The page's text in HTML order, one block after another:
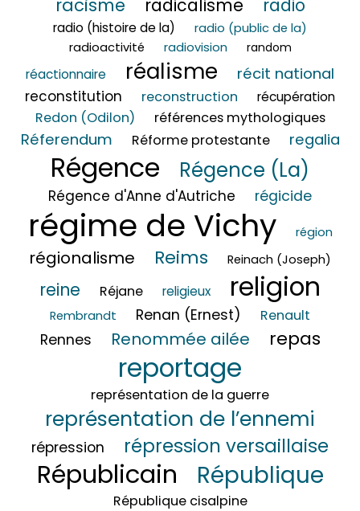
racisme radicalisme radio
radio (histoire de la)
radio (public de la)
radioactivité
radiovision random
réactionnaire réalisme récit national
reconstitution reconstruction récupération
Redon (Odilon) références mythologiques
Réferendum Réforme protestante regalia
Régence Régence (La)
Régence d'Anne d'Autriche régicide
régime de Vichy région
régionalisme Reims Reinach (Joseph)
reine Réjane religieux religion
Rembrandt Renan (Ernest) Renault
Rennes Renommée ailée repas
reportage
représentation de la guerre
représentation de l’ennemi
répression répression versaillaise
Républicain République
République cisalpine